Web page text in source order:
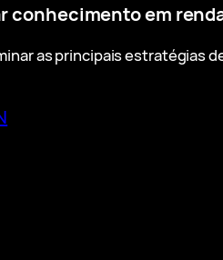
conhecimento em
as principais estratégias